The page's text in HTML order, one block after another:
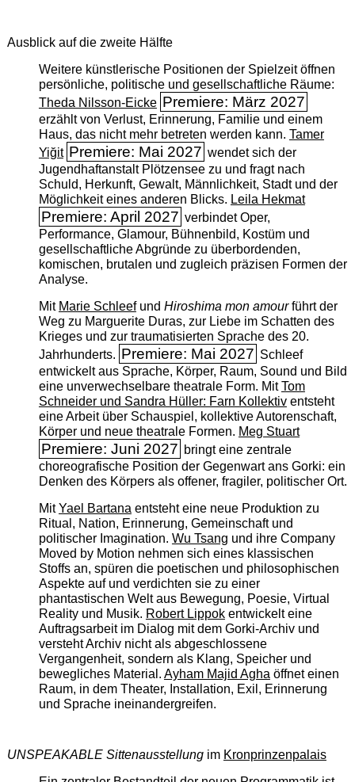
Ausblick auf die zweite Hälfte
Weitere künstlerische Positionen der Spielzeit öffnen
persönliche, politische und gesellschaftliche Räume:
Theda Nilsson-Eicke Premiere: März 2027
erzählt von Verlust, Erinnerung, Familie und einem
Haus, das nicht mehr betreten werden kann. Tamer
Yiğit Premiere: Mai 2027 wendet sich der
Jugendhaftanstalt Plötzensee zu und fragt nach
Schuld, Herkunft, Gewalt, Männlichkeit, Stadt und der
Möglichkeit eines anderen Blicks. Leila Hekmat
Premiere: April 2027 verbindet Oper,
Performance, Glamour, Bühnenbild, Kostüm und
gesellschaftliche Abgründe zu überbordenden,
komischen, brutalen und zugleich präzisen Formen der
Analyse.
Mit Marie Schleefund Hiroshima mon amourführt der
Weg zu Marguerite Duras, zur Liebe im Schatten des
Krieges und zur traumatisierten Sprache des 20.
Jahrhunderts. Premiere: Mai 2027 Schleef
entwickelt aus Sprache, Körper, Raum, Sound und Bild
eine unverwechselbare theatrale Form. MitTom
Schneider und Sandra Hüller: Farn Kollektiventsteht
eine Arbeit über Schauspiel, kollektive Autorenschaft,
Körper und neue theatrale Formen. Meg Stuart
Premiere: Juni 2027 bringt eine zentrale
choreografische Position der Gegenwart ans Gorki: ein
Denken des Körpers als offener, fragiler, politischer Ort.
MitYael Bartanaentsteht eine neue Produktion zu
Ritual, Nation, Erinnerung, Gemeinschaft und
politischer Imagination. Wu Tsang und ihre Company
Moved by Motion nehmen sich eines klassischen
Stoffs an, spüren die poetischen und philosophischen
Aspekte auf und verdichten sie zu einer
phantastischen Welt aus Bewegung, Poesie, Virtual
Reality und Musik. Robert Lippokentwickelt eine
Auftragsarbeit im Dialog mit dem Gorki-Archiv und
versteht Archiv nicht als abgeschlossene
Vergangenheit, sondern als Klang, Speicher und
bewegliches Material. Ayham Majid Aghaöffnet einen
Raum, in dem Theater, Installation, Exil, Erinnerung
und Sprache ineinandergreifen.
UNSPEAKABLE Sittenausstellungim Kronprinzenpalais